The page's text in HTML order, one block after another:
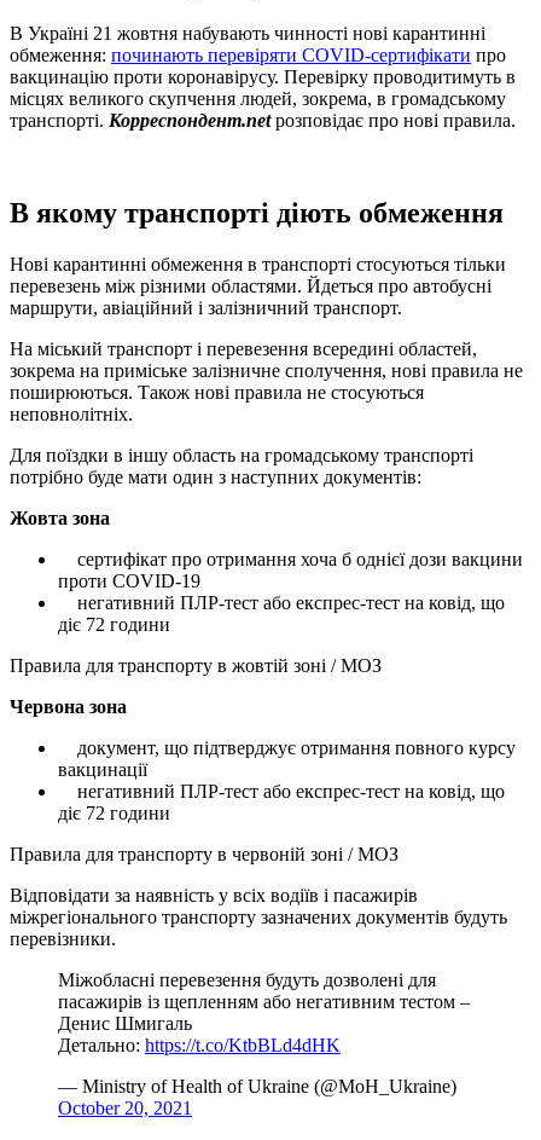
В Україні 21 жовтня набувають чинності нові карантинні
обмеження: починають перевіряти COVID-сертифікати про
вакцинацію проти коронавірусу. Перевірку проводитимуть в
місцях великого скупчення людей, зокрема, в громадському
транспорті. Корреспондент.netрозповідає про нові правила.
В якому транспорті діють обмеження
Нові карантинні обмеження в транспорті стосуються тільки
перевезень між різними областями. Йдеться про автобусні
маршрути, авіаційний і залізничний транспорт.
На міський транспорт і перевезення всередині областей,
зокрема на приміське залізничне сполучення, нові правила не
поширюються. Також нові правила не стосуються
неповнолітніх.
Для поїздки в іншу область на громадському транспорті
потрібно буде мати один з наступних документів:
Жовта зона
сертифікат про отримання хоча б однієї дози вакцини
проти COVID-19
негативний ПЛР-тест або експрес-тест на ковід, що
діє 72 години
Правила для транспорту в жовтій зоні / МОЗ
Червона зона
документ, що підтверджує отримання повного курсу
вакцинації
негативний ПЛР-тест або експрес-тест на ковід, що
діє 72 години
Правила для транспорту в червоній зоні / МОЗ
Відповідати за наявність у всіх водіїв і пасажирів
міжрегіонального транспорту зазначених документів будуть
перевізники.
Міжобласні перевезення будуть дозволені для
пасажирів із щепленням або негативним тестом –
Денис Шмигаль
Детально: https://t.co/KtbBLd4dHK
— Ministry of Health of Ukraine (@MoH_Ukraine)
October 20, 2021